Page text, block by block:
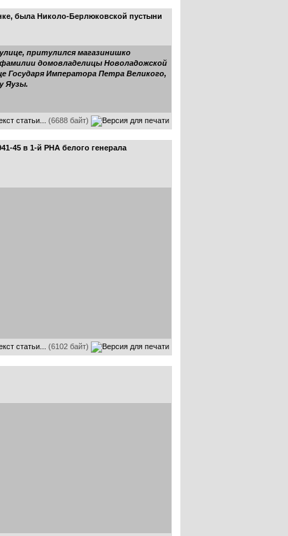
была Николо-Берлюковской пустыни
притулился магазинишко
домовладелицы Новоладожской
Государя Императора Петра Великого,
Яузы.
статьи... (6688 байт)
45 в 1-й РНА белого генерала
статьи... (6102 байт)